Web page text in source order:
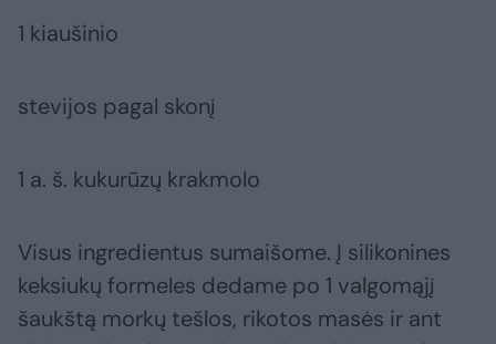
1 kiaušinio
stevijos pagal skonį
1 a. š. kukurūzų krakmolo
Visus ingredientus sumaišome. Į silikonines
keksiukų formeles dedame po 1 valgomąjį
šaukštą morkų tešlos, rikotos masės ir ant